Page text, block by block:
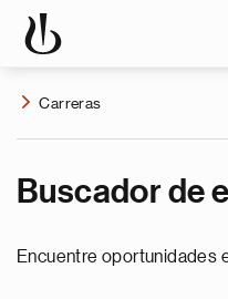
Carreras
Buscador de
Encuentre oportunidades